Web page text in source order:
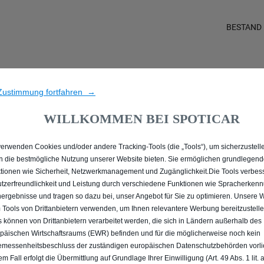
BESTAND
ALLE MIT DIESEL
fortfahren →
WILLKOMMEN BEI SPOTICAR
Cookies und/oder andere Tracking-Tools (die „Tools“), um
die bestmögliche Nutzung unserer Website bieten. Sie ermöglichen
wie Sicherheit, Netzwerkmanagement und Zugänglichkeit.Die Tools
und Leistung durch verschiedene Funktionen wie
und tragen so dazu bei, unser Angebot für Sie zu optimieren. Unsere
Tools von Drittanbietern verwenden, um Ihnen relevantere Werbung
können von Drittanbietern verarbeitet werden, die sich in Ländern außerhalb des
Wirtschaftsraums (EWR) befinden und für die möglicherweise noch kein
der zuständigen europäischen Datenschutzbehörden
Fall erfolgt die Übermittlung auf Grundlage Ihrer Einwilligung (Art. 49 Abs. 1 lit.